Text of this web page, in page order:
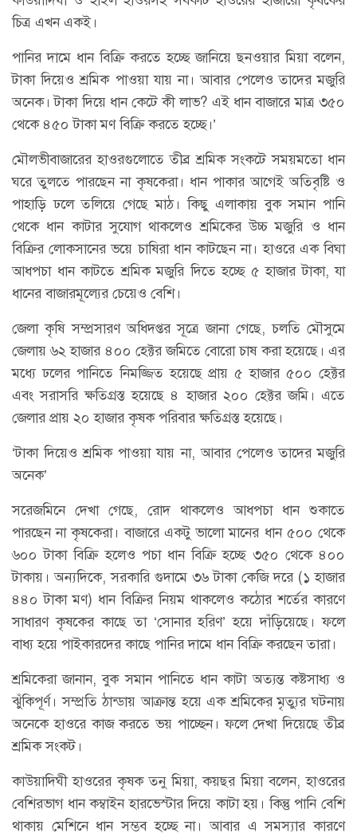
চিত্র এখন একই।
পানির দামে ধান বিক্রি করতে হচ্ছে জানিয়ে ছনওয়ার মিয়া বলেন,
টাকা দিয়েও শ্রমিক পাওয়া যায় না। আবার পেলেও তাদের মজুরি
অনেক। টাকা দিয়ে ধান কেটে কী লাভ? এই ধান বাজারে মাত্র ৩৫০
থেকে ৪৫০ টাকা মণ বিক্রি করতে হচ্ছে।’
মৌলভীবাজারের হাওরগুলোতে তীব্র শ্রমিক সংকটে সময়মতো ধান
ঘরে তুলতে পারছেন না কৃষকেরা। ধান পাকার আগেই অতিবৃষ্টি ও
পাহাড়ি ঢলে তলিয়ে গেছে মাঠ। কিছু এলাকায় বুক সমান পানি
থেকে ধান কাটার সুযোগ থাকলেও শ্রমিকের উচ্চ মজুরি ও ধান
বিক্রির লোকসানের ভয়ে চাষিরা ধান কাটছেন না। হাওরে এক বিঘা
আধপচা ধান কাটতে শ্রমিক মজুরি দিতে হচ্ছে ৫ হাজার টাকা, যা
ধানের বাজারমূল্যের চেয়েও বেশি।
জেলা কৃষি সম্প্রসারণ অধিদপ্তর সূত্রে জানা গেছে, চলতি মৌসুমে
জেলায় ৬২ হাজার ৪০০ হেক্টর জমিতে বোরো চাষ করা হয়েছে। এর
মধ্যে ঢলের পানিতে নিমজ্জিত হয়েছে প্রায় ৫ হাজার ৫০০ হেক্টর
এবং সরাসরি ক্ষতিগ্রস্ত হয়েছে ৪ হাজার ২০০ হেক্টর জমি। এতে
জেলার প্রায় ২০ হাজার কৃষক পরিবার ক্ষতিগ্রস্ত হয়েছে।
‘টাকা দিয়েও শ্রমিক পাওয়া যায় না, আবার পেলেও তাদের মজুরি
অনেক’
সরেজমিনে দেখা গেছে, রোদ থাকলেও আধপচা ধান শুকাতে
পারছেন না কৃষকেরা। বাজারে একটু ভালো মানের ধান ৫০০ থেকে
৬০০ টাকা বিক্রি হলেও পচা ধান বিক্রি হচ্ছে ৩৫০ থেকে ৪০০
টাকায়। অন্যদিকে, সরকারি গুদামে ৩৬ টাকা কেজি দরে (১ হাজার
৪৪০ টাকা মণ) ধান বিক্রির নিয়ম থাকলেও কঠোর শর্তের কারণে
সাধারণ কৃষকের কাছে তা ‘সোনার হরিণ’ হয়ে দাঁড়িয়েছে। ফলে
বাধ্য হয়ে পাইকারদের কাছে পানির দামে ধান বিক্রি করছেন তারা।
শ্রমিকেরা জানান, বুক সমান পানিতে ধান কাটা অত্যন্ত কষ্টসাধ্য ও
ঝুঁকিপূর্ণ। সম্প্রতি ঠান্ডায় আক্রান্ত হয়ে এক শ্রমিকের মৃত্যুর ঘটনায়
অনেকে হাওরে কাজ করতে ভয় পাচ্ছেন। ফলে দেখা দিয়েছে তীব্র
শ্রমিক সংকট।
কাউয়াদিঘী হাওরের কৃষক তনু মিয়া, কয়ছর মিয়া বলেন, হাওরের
বেশিরভাগ ধান কম্বাইন হারভেস্টার দিয়ে কাটা হয়। কিন্তু পানি বেশি
থাকায় মেশিনে ধান সম্ভব হচ্ছে না। আবার এ সমস্যার কারণে